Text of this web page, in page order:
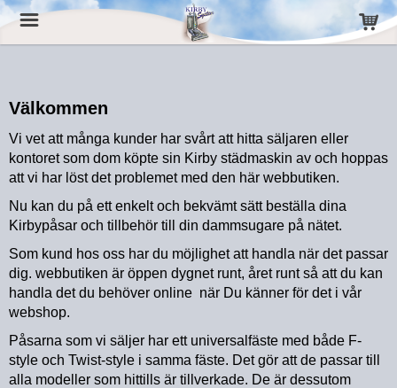
Välkommen
Vi vet att många kunder har svårt att hitta säljaren eller
kontoret som dom köpte sin Kirby städmaskin av och hoppas
att vi har löst det problemet med den här webbutiken.
Nu kan du på ett enkelt och bekvämt sätt beställa dina
Kirbypåsar och tillbehör till din dammsugare på nätet.
Som kund hos oss har du möjlighet att handla när det passar
dig. webbutiken är öppen dygnet runt, året runt så att du kan
handla det du behöver online när Du känner för det i vår
webshop.
Påsarna som vi säljer har ett universalfäste med både F-
style och Twist-style i samma fäste. Det gör att de passar till
alla modeller som hittills är tillverkade. De är dessutom